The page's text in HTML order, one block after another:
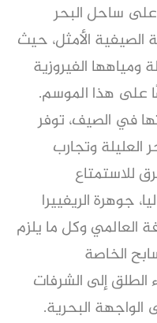
على ساحل البحر
الأمثل، حيث
الفيروزية
على هذا الموسم.
في الصيف، توفر
العليلة وتجارب
للاستمتاع
جوهرة الريفييرا
العالمي وكل ما يلزم
الخاصة
الطلق إلى الشرفات
البحرية.